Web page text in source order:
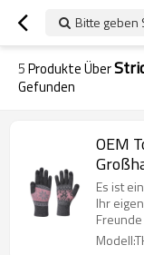
Bitte geben
5Produkte Über
Gefunden
OEM
Es ist
Ihr